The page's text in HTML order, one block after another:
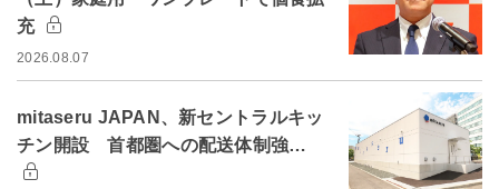
充
2026.08.07
mitaseru JAPAN、新セントラルキッ
チン開設 首都圏への配送体制強…